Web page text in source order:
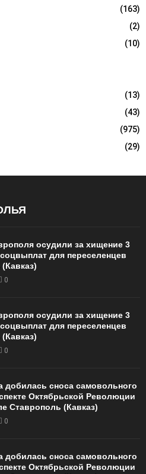
(163)
(2)
(10)
(13)
(43)
(975)
(29)
осудили за хищение 3
для переселенцев
0
осудили за хищение 3
для переселенцев
0
добилась сноса самовольного
Октябрьской Революции
Ставрополь (Кавказ)
0
добилась сноса самовольного
Октябрьской Революции